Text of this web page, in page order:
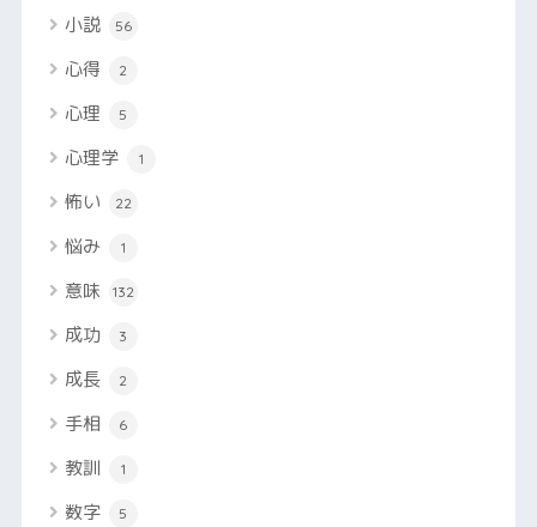
小説 56
心得 2
心理 5
心理学 1
怖い 22
悩み 1
意味 132
成功 3
成長 2
手相 6
教訓 1
数字 5